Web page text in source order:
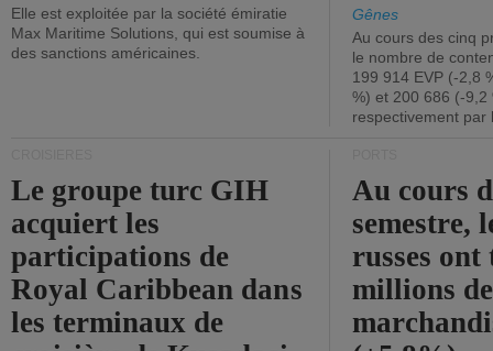
Elle est exploitée par la société émiratie
Max Maritime Solutions, qui est soumise à
des sanctions américaines.
Gênes
Au cours des cinq
le nombre de
199 914 EVP (-2,8
%) et 200 686 (-9,2
respectivement par
Le groupe turc GIH
acquiert les
participations de
Royal Caribbean dans
les terminaux de
Au cours
semestre,
russes
millions